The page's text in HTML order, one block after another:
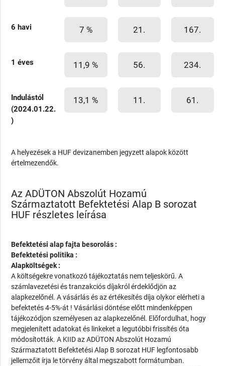
6 havi 7 % 21. 167.
1 éves 11,9 % 56. 234.
Indulástól
(2024.01.22.
)
13,1 % 11. 61.
A helyezések a HUF devizanemben jegyzett alapok között
értelmezendők.
Az ADÜTON Abszolút Hozamú
Származtatott Befektetési Alap B sorozat
HUF részletes leírása
Befektetési alap fajta besorolás :
Befektetési politika :
Alapköltségek :
A költségekre vonatkozó tájékoztatás nem teljeskörű. A
számlavezetési és tranzakciós díjakról érdeklődjön az
alapkezelőnél. A vásárlás és az értékesítés díja olykor elérheti a
befektetés 4-5%-át ! Vásárlási döntése előtt mindenképpen
tájékozódjon személyesen az alapkezelőnél. Előfordulhat, hogy
megjelenített adatokat és linkeket a legutóbbi frissítés óta
módosították. A KIID az ADÜTON Abszolút Hozamú
Származtatott Befektetési Alap B sorozat HUF legfontosabb
jellemzőit írja le törvény által megszabott formátumban.